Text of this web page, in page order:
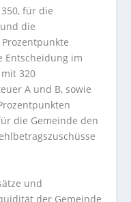
für die
die
Entscheidung im
320
A und B, sowie
die Gemeinde den
und
der Gemeinde